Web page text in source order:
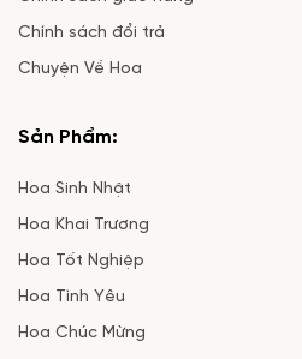
bộ sưu tập bó hoa
nghiệp được thiết kế
hợp ngân sách từ
dương Ecuador chịu
nam lẫn nữ, màu
ảnh kỷ yếu ngoài trời.
bạn chọn đúng mẫu,
và hiểu vì sao hướng
Chính sách đổi trả
Chuyện Về Hoa
Sản Phẩm:
Hoa Sinh Nhật
Hoa Khai Trương
Hoa Tốt Nghiệp
Hoa Tình Yêu
Hoa Chúc Mừng